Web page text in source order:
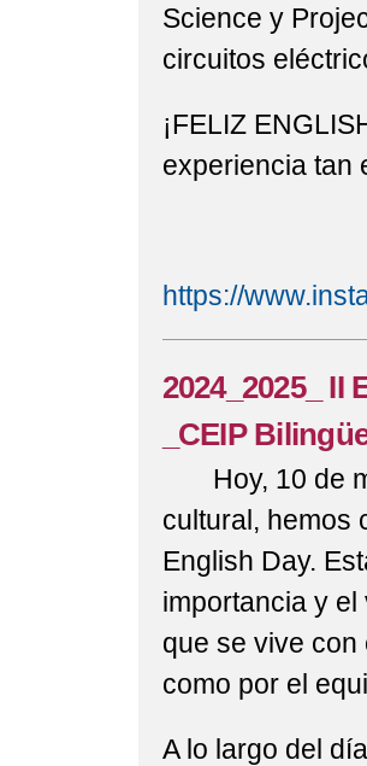
2022-23_ FOTOS P1º
2022-23_ P1º_P2º,
2022-23_"DÍA DE LOS
2022-
2022-23_AGENDA
2022-23_CARRUSEL
2022-23_CEIP
2022-
Science y
circuitos
¡FELIZ
experiencia tan
https://
2024_2025_
_CEIP
Hoy, 10 de
cultural, hemos
English Day.
importancia y
que se vive con
como por el
A lo largo del